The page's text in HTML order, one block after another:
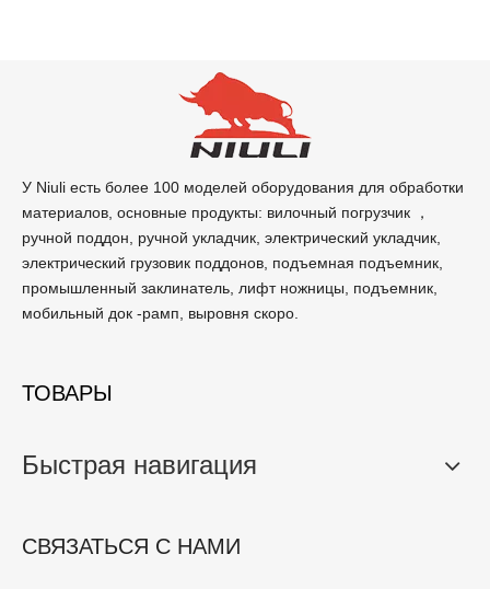
У Niuli есть более 100 моделей оборудования для обработки
материалов, основные продукты: вилочный погрузчик ，
ручной поддон, ручной укладчик, электрический укладчик,
электрический грузовик поддонов, подъемная подъемник,
промышленный заклинатель, лифт ножницы, подъемник,
мобильный док -рамп, выровня скоро.
ТОВАРЫ
Быстрая навигация
СВЯЗАТЬСЯ С НАМИ